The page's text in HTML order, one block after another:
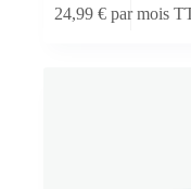
24,99€ par mois